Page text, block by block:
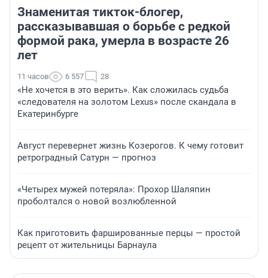
Знаменитая тикток-блогер,
рассказывавшая о борьбе с редкой
формой рака, умерла в возрасте 26
лет
11 часов 6 557 28
«Не хочется в это верить». Как сложилась судьба
«следователя на золотом Lexus» после скандала в
Екатеринбурге
Август перевернет жизнь Козерогов. К чему готовит
ретроградный Сатурн — прогноз
«Четырех мужей потеряла»: Прохор Шаляпин
проболтался о новой возлюбленной
Как приготовить фаршированные перцы — простой
рецепт от жительницы Барнаула